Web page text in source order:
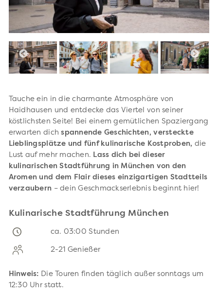
Tauche ein in die charmante Atmosphäre von
Haidhausen und entdecke das Viertel von seiner
köstlichsten Seite! Bei einem gemütlichen Spaziergang
erwarten dichspannende Geschichten, versteckte
Lieblingsplätze und fünf kulinarische Kostproben, die
Lust auf mehr machen. Lass dich bei dieser
kulinarischen Stadtführung in München von den
Aromen und dem Flair dieses einzigartigen Stadtteils
verzaubern – dein Geschmackserlebnis beginnt hier!
Kulinarische Stadtführung München
ca. 03:00 Stunden
2-21 Genießer
Hinweis: Die Touren finden täglich außer sonntags um
12:30 Uhr statt.